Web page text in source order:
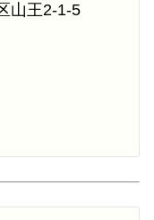
山王2-1-5